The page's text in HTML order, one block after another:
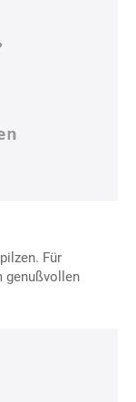
Für
genußvollen